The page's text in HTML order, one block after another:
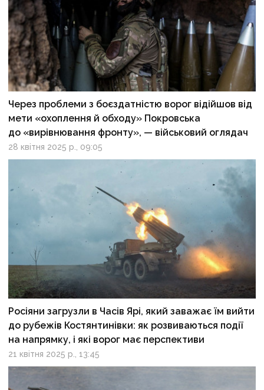
Через проблеми з боєздатністю ворог відійшов від
мети «охоплення й обходу» Покровська
до «вирівнювання фронту», — військовий оглядач
28 квітня 2025 р., 09:05
Росіяни загрузли в Часів Ярі, який заважає їм вийти
до рубежів Костянтинівки: як розвиваються події
на напрямку, і які ворог має перспективи
21 квітня 2025 р., 13:45